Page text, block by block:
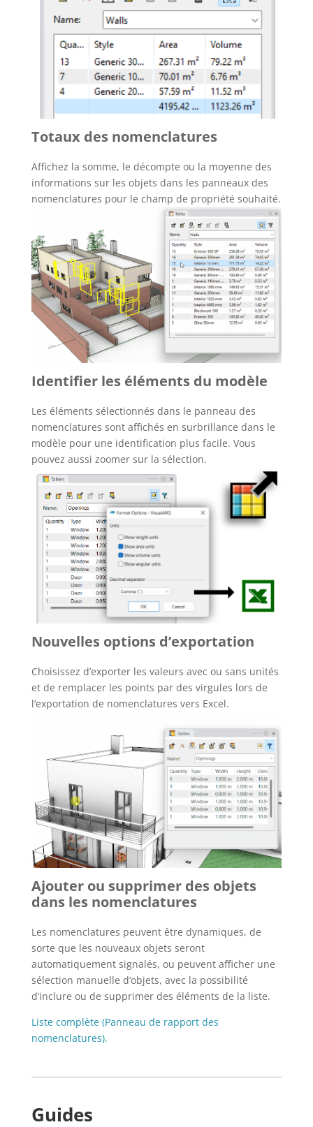
Totaux des nomenclatures
Affichez la somme, le décompte ou la moyenne des
informations sur les objets dans les panneaux des
nomenclatures pour le champ de propriété souhaité.
Identifier les éléments du modèle
Les éléments sélectionnés dans le panneau des
nomenclatures sont affichés en surbrillance dans le
modèle pour une identification plus facile. Vous
pouvez aussi zoomer sur la sélection.
Nouvelles options d’exportation
Choisissez d’exporter les valeurs avec ou sans unités
et de remplacer les points par des virgules lors de
l’exportation de nomenclatures vers Excel.
Ajouter ou supprimer des objets
dans les nomenclatures
Les nomenclatures peuvent être dynamiques, de
sorte que les nouveaux objets seront
automatiquement signalés, ou peuvent afficher une
sélection manuelle d’objets, avec la possibilité
d’inclure ou de supprimer des éléments de la liste.
Liste complète (Panneau de rapport des
nomenclatures).
Guides